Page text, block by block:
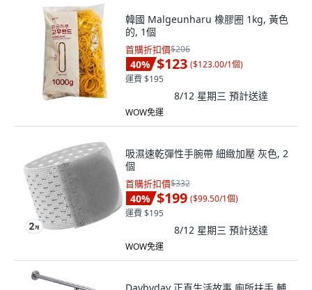
韓國 Malgeunharu 橡膠圈 1kg, 黃色
的, 1個
首購折扣價$206
40% $123 ($123.00/1個)
運費 $195
8/12 星期三 預計送達
WOW免運
吸濕速乾彈性手腕帶 細緻加壓 灰色, 2
個
首購折扣價$332
40% $199 ($99.50/1個)
運費 $195
8/12 星期三 預計送達
WOW免運